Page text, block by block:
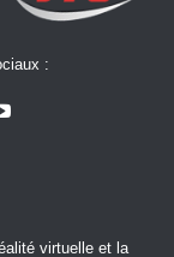
:
virtuelle et la